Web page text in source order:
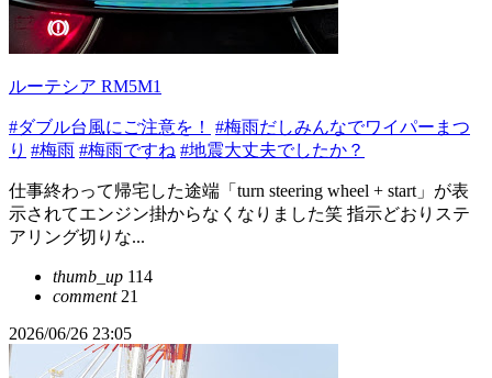
ルーテシア RM5M1
#ダブル台風にご注意を！
#梅雨だしみんなでワイパーまつ
り #梅雨 #梅雨ですね #地震大丈夫でしたか？
仕事終わって帰宅した途端「turn steering wheel + start」が表
示されてエンジン掛からなくなりました笑 指示どおりステ
アリング切りな...
thumb_up 114
comment21
2026/06/26 23:05